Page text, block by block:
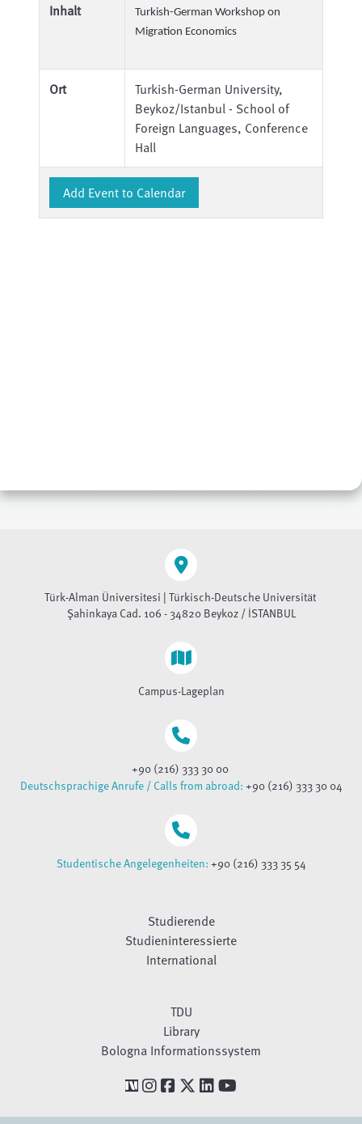
Inhalt
Turkish-German Workshop on
Migration Economics
Ort
Turkish-German University,
Beykoz/Istanbul - School of
Foreign Languages, Conference
Hall
Add Event to Calendar
Türk-Alman Üniversitesi | Türkisch-Deutsche Universität
Şahinkaya Cad. 106 - 34820 Beykoz / İSTANBUL
Campus-Lageplan
+90 (216) 333 30 00
Deutschsprachige Anrufe / Calls from abroad:+90 (216) 333 30 04
Studentische Angelegenheiten:+90 (216) 333 35 54
Studierende
Studieninteressierte
International
TDU
Library
Bologna Informationssystem